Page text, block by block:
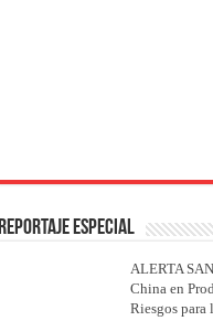
REPORTAJE ESPECIAL
ALERTA
China en
Riesgos para